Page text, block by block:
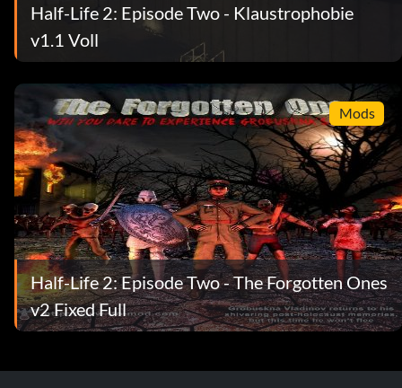
Half-Life 2: Episode Two - Klaustrophobie
v1.1 Voll
Mods
Half-Life 2: Episode Two - The Forgotten Ones
v2 Fixed Full